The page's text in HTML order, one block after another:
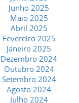
Junho 2025
Maio 2025
Abril 2025
Fevereiro 2025
Janeiro 2025
Dezembro 2024
Outubro 2024
Setembro 2024
Agosto 2024
Julho 2024